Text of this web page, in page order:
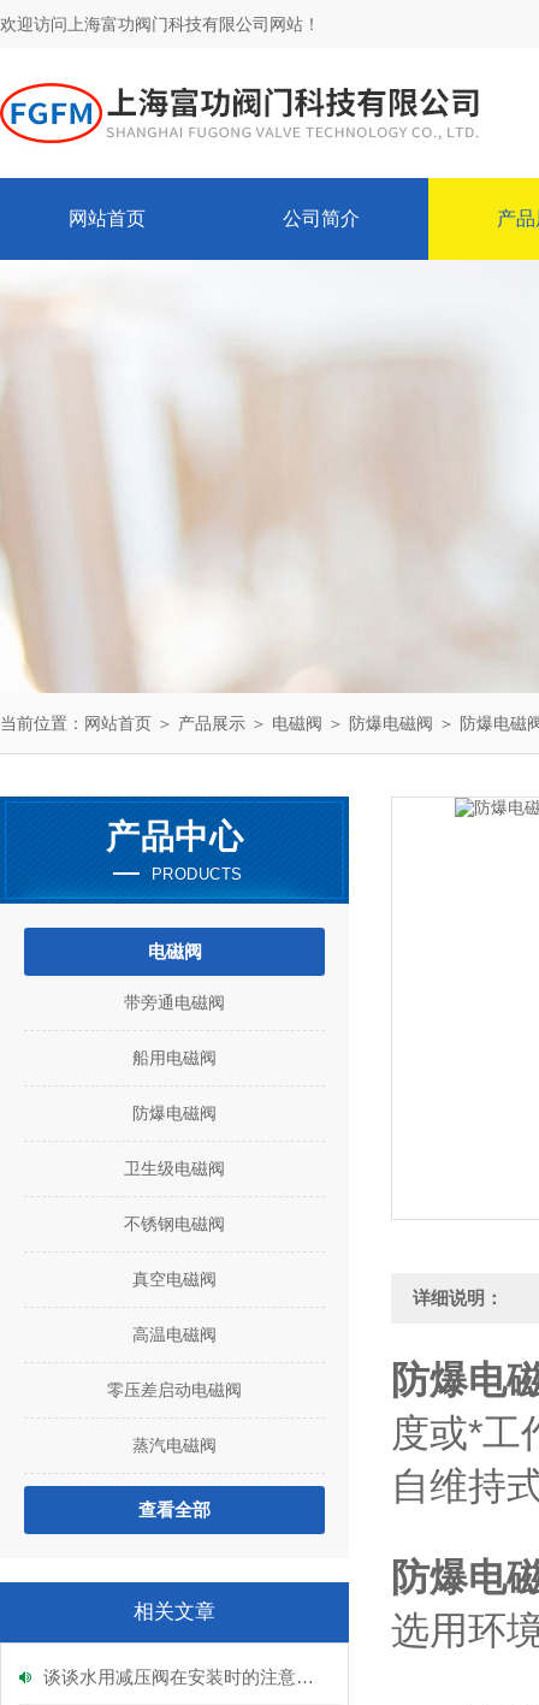
欢迎访问上海富功阀门科技有限公司网站！
网站首页 公司简介 产
当前位置： 网站首页 ＞ 产品展示 ＞ 电磁阀 ＞ 防爆电磁阀 ＞ 防爆电磁
产品中心
PRODUCTS
电磁阀
带旁通电磁阀
船用电磁阀
防爆电磁阀
卫生级电磁阀
不锈钢电磁阀
真空电磁阀
高温电磁阀
零压差启动电磁阀
蒸汽电磁阀
查看全部
相关文章
谈谈水用减压阀在安装时的注意事项！
详细说明：
防爆电
度或*工
自维持
防爆电
选用环